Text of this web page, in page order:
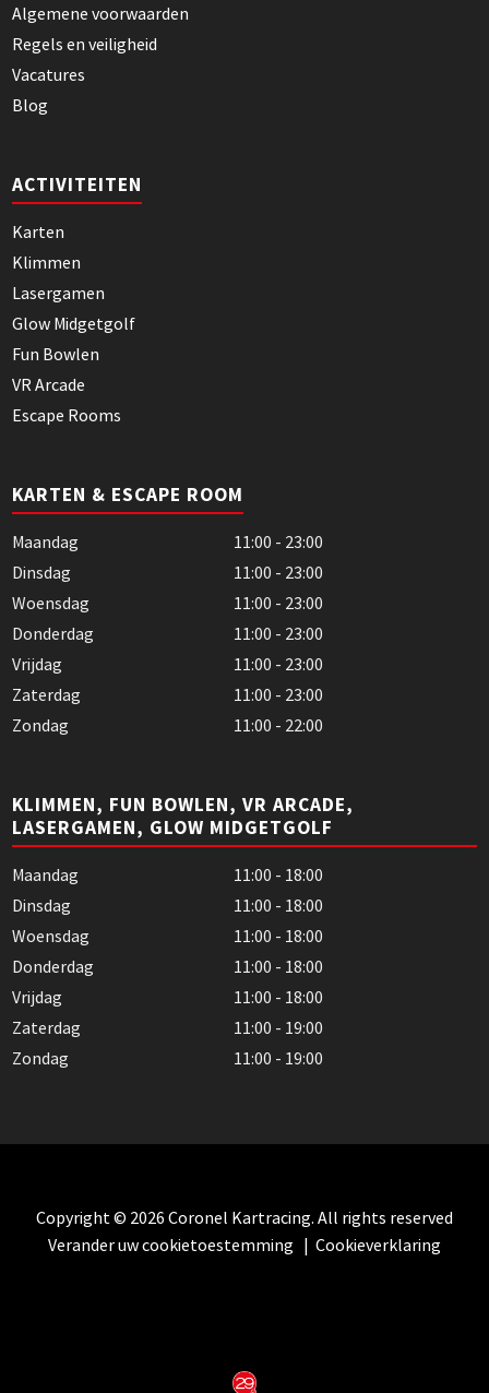
Algemene voorwaarden
Regels en veiligheid
Vacatures
Blog
ACTIVITEITEN
Karten
Klimmen
Lasergamen
Glow Midgetgolf
Fun Bowlen
VR Arcade
Escape Rooms
KARTEN & ESCAPE ROOM
Maandag
11:00 - 23:00
Dinsdag
11:00 - 23:00
Woensdag
11:00 - 23:00
Donderdag
11:00 - 23:00
Vrijdag
11:00 - 23:00
Zaterdag
11:00 - 23:00
Zondag
11:00 - 22:00
KLIMMEN, FUN BOWLEN, VR ARCADE,
LASERGAMEN, GLOW MIDGETGOLF
Maandag
11:00 - 18:00
Dinsdag
11:00 - 18:00
Woensdag
11:00 - 18:00
Donderdag
11:00 - 18:00
Vrijdag
11:00 - 18:00
Zaterdag
11:00 - 19:00
Zondag
11:00 - 19:00
Copyright © 2026 Coronel Kartracing. All rights reserved
Verander uw cookietoestemming | Cookieverklaring